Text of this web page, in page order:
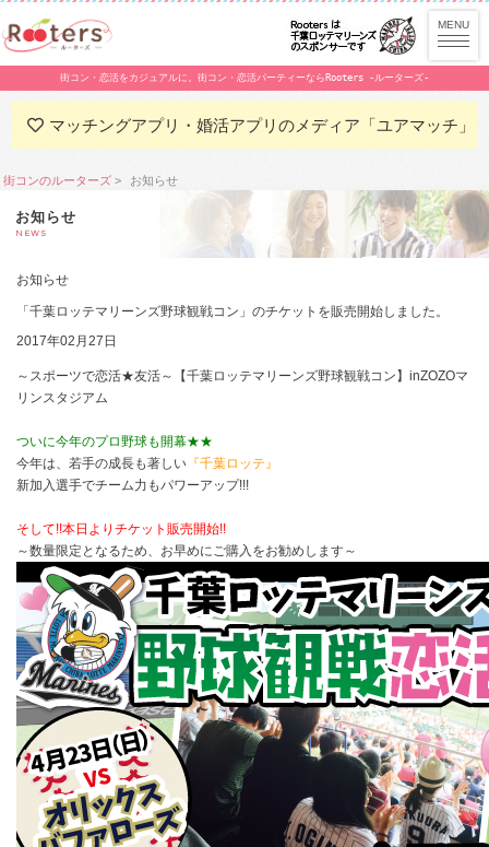
街コン・恋活をカジュアルに。街コン・恋活パーティーならRooters -ルーターズ-
マッチングアプリ・婚活アプリのメディア「ユアマッチ」
街コンのルーターズ お知らせ
お知らせ
NEWS
お知らせ
「千葉ロッテマリーンズ野球観戦コン」のチケットを販売開始しました。
2017年02月27日
～スポーツで恋活★友活～【千葉ロッテマリーンズ野球観戦コン】inZOZOマ
リンスタジアム
ついに今年のプロ野球も開幕★★
今年は、若手の成長も著しい 『千葉ロッテ』
新加入選手でチーム力もパワーアップ!!!
そして!!本日よりチケット販売開始!!
～数量限定となるため、お早めにご購入をお勧めします～